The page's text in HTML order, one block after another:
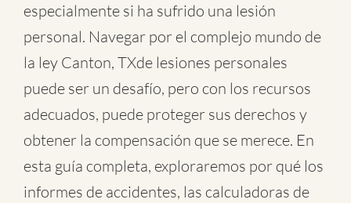
especialmente si ha sufrido una lesión
personal. Navegar por el complejo mundo de
la ley Canton, TXde lesiones personales
puede ser un desafío, pero con los recursos
adecuados, puede proteger sus derechos y
obtener la compensación que se merece. En
esta guía completa, exploraremos por qué los
informes de accidentes, las calculadoras de